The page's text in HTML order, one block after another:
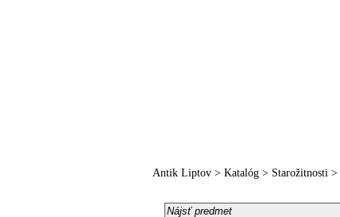
Antik Liptov > Katalóg > Starožitnosti >